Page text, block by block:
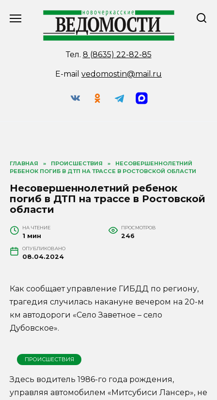
Тел. 8 (8635) 22-82-85
E-mail vedomostin@mail.ru
ГЛАВНАЯ » ПРОИСШЕСТВИЯ »
НЕСОВЕРШЕННОЛЕТНИЙ
РЕБЕНОК ПОГИБ В ДТП НА ТРАССЕ В РОСТОВСКОЙ ОБЛАСТИ
Несовершеннолетний ребенок
погиб в ДТП на трассе в Ростовской
области
НА ЧТЕНИЕ
1 мин
ПРОСМОТРОВ
246
ОПУБЛИКОВАНО
08.04.2024
Как сообщает управление ГИБДД по региону,
трагедия случилась накануне вечером на 20-м
км автодороги «Село Заветное – село
Дубовское».
ПРОИСШЕСТВИЯ
Здесь водитель 1986-го года рождения,
управляя автомобилем «Митсубиси Лансер», не